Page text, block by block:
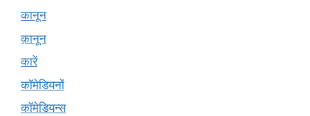
कानून
क़ानून
कारें
कॉमेडियनों
कॉमेडियन्स